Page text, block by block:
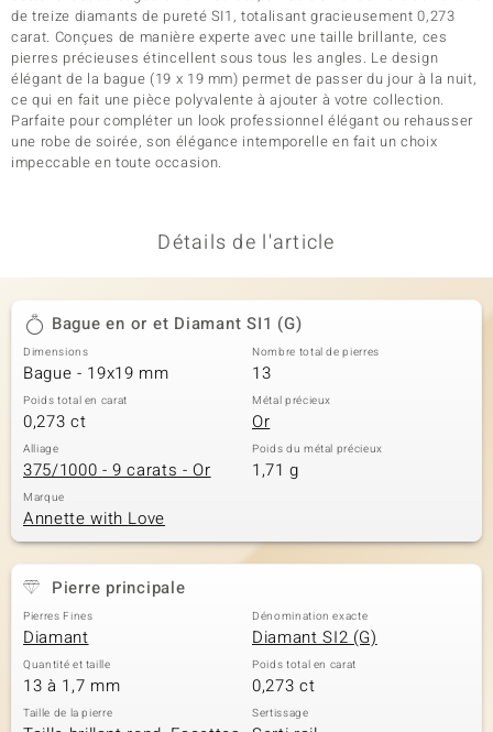
de treize diamants de pureté SI1, totalisant gracieusement 0,273
carat. Conçues de manière experte avec une taille brillante, ces
pierres précieuses étincellent sous tous les angles. Le design
élégant de la bague (19 x 19 mm) permet de passer du jour à la nuit,
ce qui en fait une pièce polyvalente à ajouter à votre collection.
Parfaite pour compléter un look professionnel élégant ou rehausser
une robe de soirée, son élégance intemporelle en fait un choix
impeccable en toute occasion.
Détails de l'article
Bague en or et Diamant SI1 (G)
Dimensions
Bague - 19x19 mm
Nombre total de pierres
13
Poids total en carat
0,273 ct
Métal précieux
Or
Alliage
375/1000 - 9 carats - Or
Poids du métal précieux
1,71 g
Marque
Annette with Love
Pierre principale
Pierres Fines
Diamant
Dénomination exacte
Diamant SI2 (G)
Quantité et taille
13 à 1,7 mm
Poids total en carat
0,273 ct
Taille de la pierre Sertissage